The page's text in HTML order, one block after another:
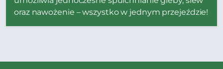
oraz nawożenie – wszystko w jednym przejeździe!